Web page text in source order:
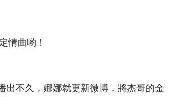
情曲喲！
出不久，娜娜就更新微博，將杰哥的金